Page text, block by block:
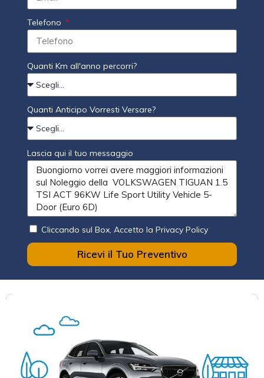
Telefono
Quanti Km all'anno percorri?
Quanti Anticipo Vorresti Versare?
Lascia qui il tuo messaggio
Cliccando sul Box, Accetto la Privacy Policy
Ricevi il Tuo Preventivo